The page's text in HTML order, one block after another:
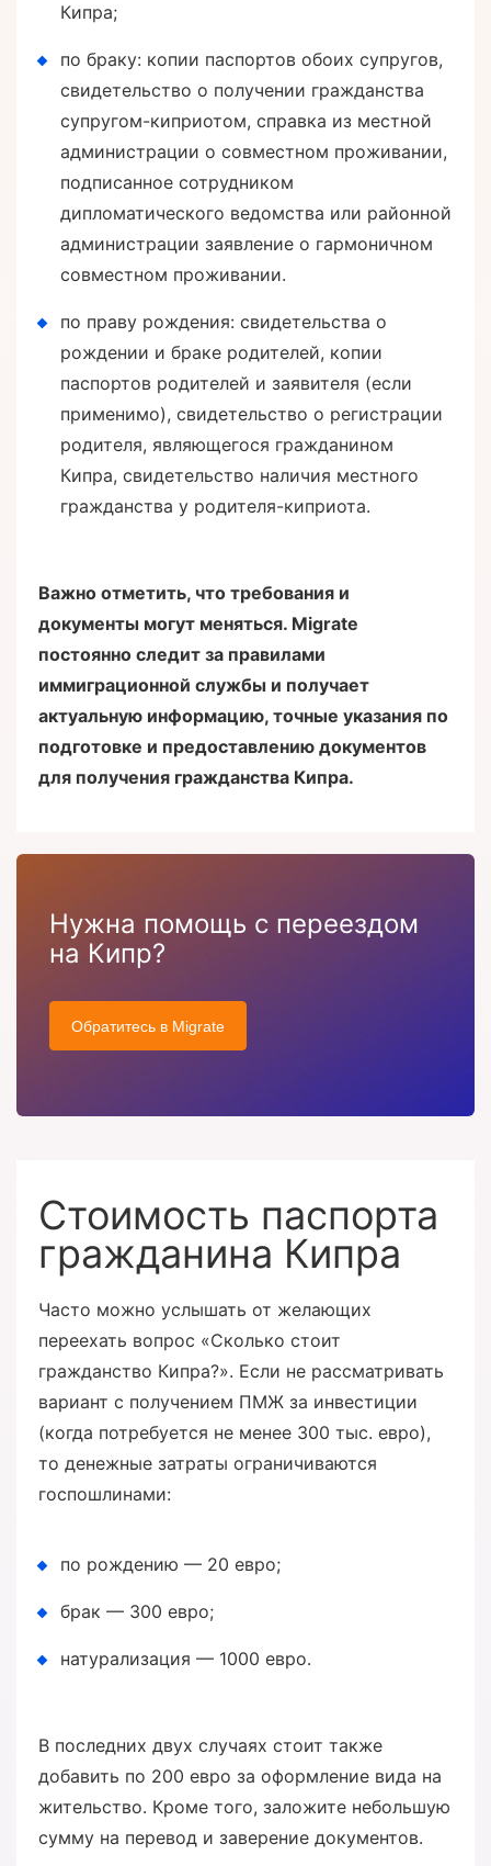
Кипра;
по браку: копии паспортов обоих супругов,
свидетельство о получении гражданства
супругом-киприотом, справка из местной
администрации о совместном проживании,
подписанное сотрудником
дипломатического ведомства или районной
администрации заявление о гармоничном
совместном проживании.
по праву рождения: свидетельства о
рождении и браке родителей, копии
паспортов родителей и заявителя (если
применимо), свидетельство о регистрации
родителя, являющегося гражданином
Кипра, свидетельство наличия местного
гражданства у родителя-киприота.
Важно отметить, что требования и
документы могут меняться. Migrate
постоянно следит за правилами
иммиграционной службы и получает
актуальную информацию, точные указания по
подготовке и предоставлению документов
для получения гражданства Кипра.
Нужна помощь с переездом
на Кипр?
Обратитесь в Migrate
Стоимость паспорта
гражданина Кипра
Часто можно услышать от желающих
переехать вопрос «Сколько стоит
гражданство Кипра?». Если не рассматривать
вариант с получением ПМЖ за инвестиции
(когда потребуется не менее 300 тыс. евро),
то денежные затраты ограничиваются
госпошлинами:
по рождению — 20 евро;
брак — 300 евро;
натурализация — 1000 евро.
В последних двух случаях стоит также
добавить по 200 евро за оформление вида на
жительство. Кроме того, заложите небольшую
сумму на перевод и заверение документов.